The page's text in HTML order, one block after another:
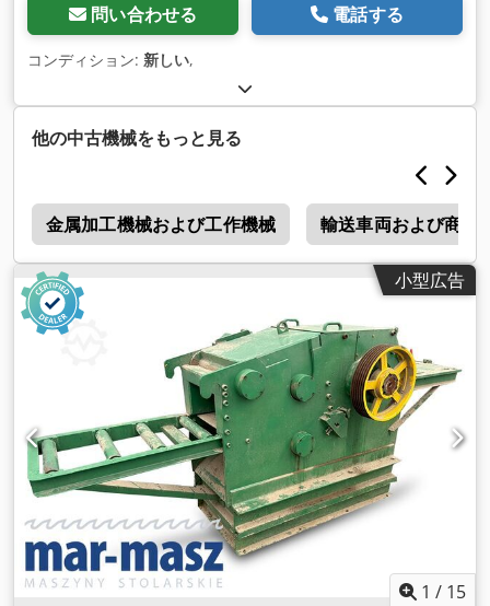
問い合わせる 電話する
コンディション: 新しい,
他の中古機械をもっと見る
金属加工機械および工作機械 輸送車両および商用
小型広告
1 / 15